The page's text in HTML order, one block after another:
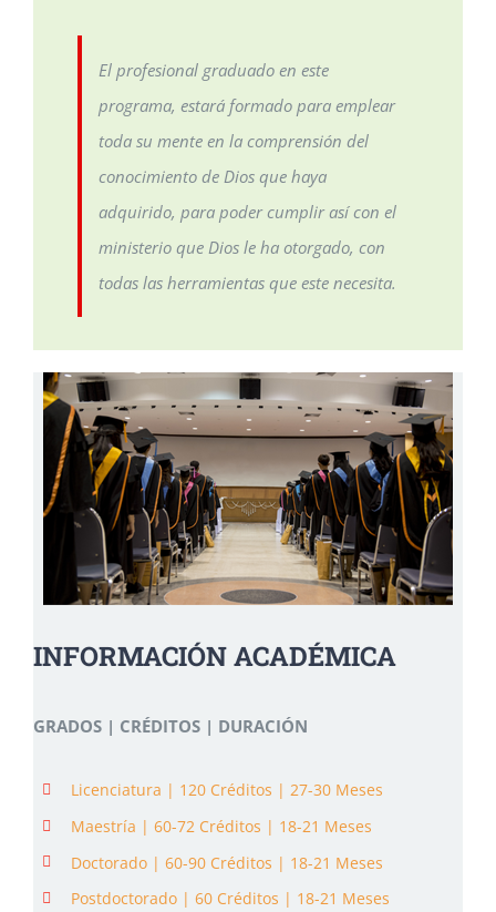
El profesional graduado en este
programa, estará formado para emplear
toda su mente en la comprensión del
conocimiento de Dios que haya
adquirido, para poder cumplir así con el
ministerio que Dios le ha otorgado, con
todas las herramientas que este necesita.
INFORMACIÓN ACADÉMICA
GRADOS | CRÉDITOS | DURACIÓN
Licenciatura | 120 Créditos | 27-30 Meses
Maestría | 60-72 Créditos | 18-21 Meses
Doctorado | 60-90 Créditos | 18-21 Meses
Postdoctorado | 60 Créditos | 18-21 Meses